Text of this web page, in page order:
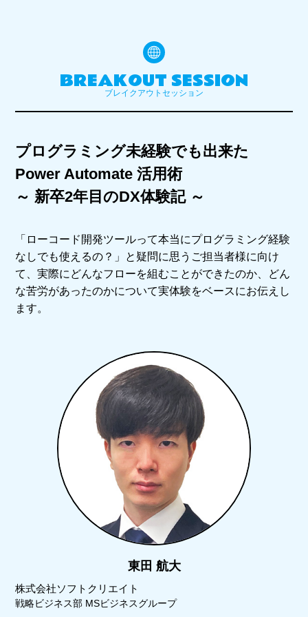
BREAKOUT SESSION
ブレイクアウトセッション
プログラミング未経験でも出来た
Power Automate 活用術
～ 新卒2年目のDX体験記 ～
「ローコード開発ツールって本当にプログラミング経験
なしでも使えるの？」と疑問に思うご担当者様に向け
て、実際にどんなフローを組むことができたのか、どん
な苦労があったのかについて実体験をベースにお伝えし
ます。
東田 航大
株式会社ソフトクリエイト
戦略ビジネス部 MSビジネスグループ